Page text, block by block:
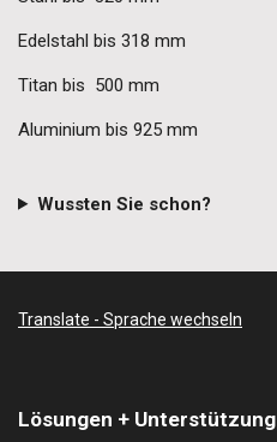
Edelstahl bis 318 mm
Titan bis 500 mm
Aluminium bis 925 mm
Wussten Sie schon?
Translate - Sprache wechseln
Lösungen + Unterstützung